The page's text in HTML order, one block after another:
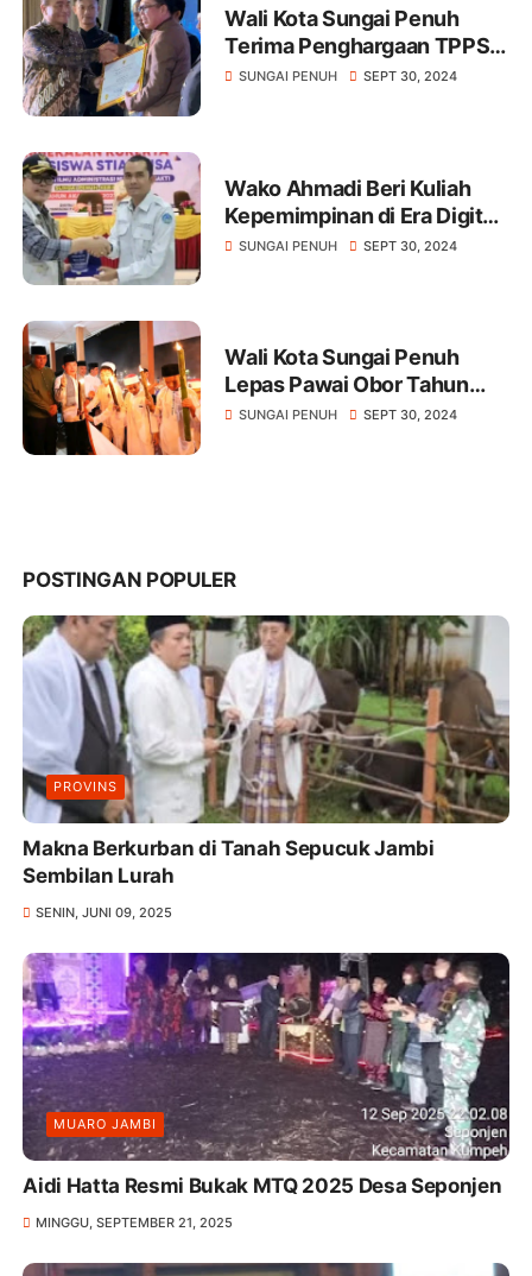
Wali Kota Sungai Penuh
Terima Penghargaan TPPS
Peringkat 2 Nasional Tahun
SUNGAI PENUH SEPT 30, 2024
Wako Ahmadi Beri Kuliah
Kepemimpinan di Era Digital
ke STIA Nusa
SUNGAI PENUH SEPT 30, 2024
Wali Kota Sungai Penuh
Lepas Pawai Obor Tahun
Baru Islam
SUNGAI PENUH SEPT 30, 2024
POSTINGAN POPULER
PROVINS
Makna Berkurban di Tanah Sepucuk Jambi
Sembilan Lurah
SENIN, JUNI 09, 2025
MUARO JAMBI
Aidi Hatta Resmi Bukak MTQ 2025 Desa Seponjen
MINGGU, SEPTEMBER 21, 2025